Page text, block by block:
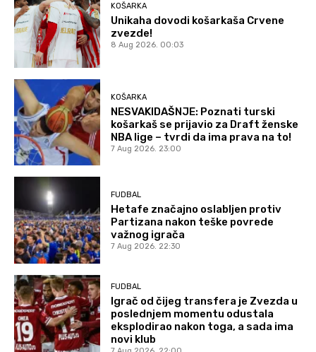
KOŠARKA
Unikaha dovodi košarkaša Crvene
zvezde!
8 Aug 2026. 00:03
KOŠARKA
NESVAKIDAŠNJE: Poznati turski
košarkaš se prijavio za Draft ženske
NBA lige – tvrdi da ima prava na to!
7 Aug 2026. 23:00
FUDBAL
Hetafe značajno oslabljen protiv
Partizana nakon teške povrede
važnog igrača
7 Aug 2026. 22:30
FUDBAL
Igrač od čijeg transfera je Zvezda u
poslednjem momentu odustala
eksplodirao nakon toga, a sada ima
novi klub